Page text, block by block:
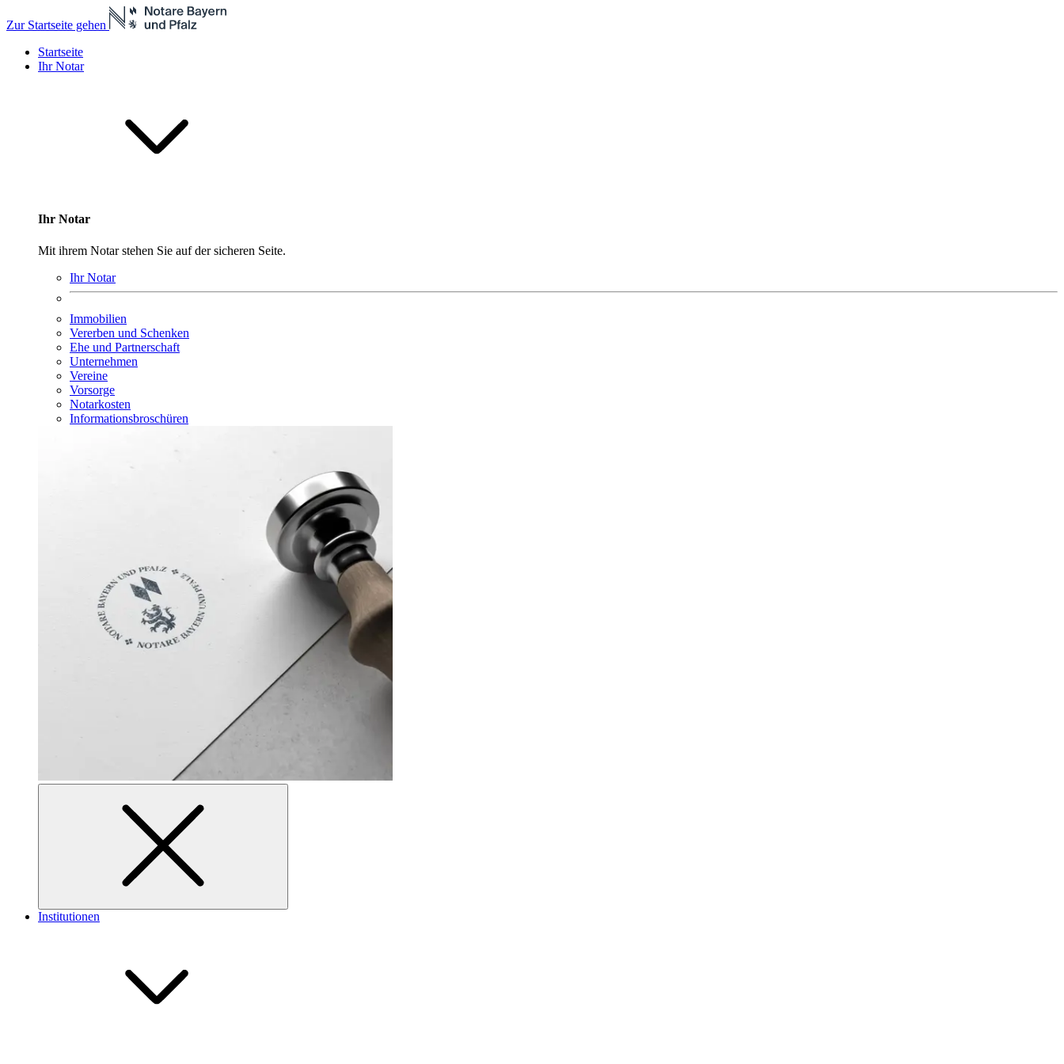
Zur Startseite gehen
Startseite
Ihr Notar
Ihr Notar
Mit ihrem Notar stehen Sie auf der sicheren Seite.
Ihr Notar
Immobilien
Vererben und Schenken
Ehe und Partnerschaft
Unternehmen
Vereine
Vorsorge
Notarkosten
Informationsbroschüren
Institutionen